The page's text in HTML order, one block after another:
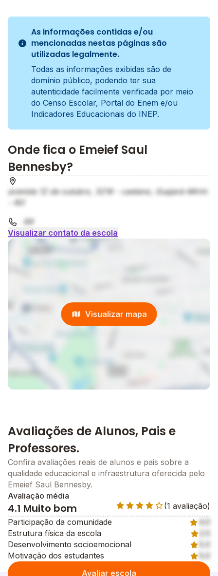
As informações contidas e/ou
mencionadas nestas páginas são
utilizadas legalmente.
Todas as informações exibidas são de
domínio público, podendo ter sua
autenticidade facilmente verificada por meio
do Censo Escolar, Portal do Enem e/ou
Indicadores Educacionais do INEP.
Onde fica o Emeief Saul
Bennesby?
avenida 12 de outubro, 3216 - caetano, Guajará-Mirim
- RO
69
Visualizar contato da escola
Visualizar mapa
Avaliações de Alunos, Pais e
Professores.
Confira avaliações reais de alunos e pais sobre a
qualidade educacional e infraestrutura oferecida pelo
Emeief Saul Bennesby.
Avaliação média
4.1 Muito bom
(1 avaliação)
Participação da comunidade
4.0
Estrutura física da escola
Desenvolvimento socioemocional
Motivação dos estudantes
Avaliar escola